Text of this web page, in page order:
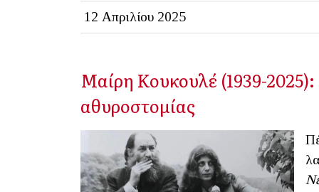
12 Απριλίου 2025
Μαίρη Κουκουλέ (1939-
αθυροστομίας